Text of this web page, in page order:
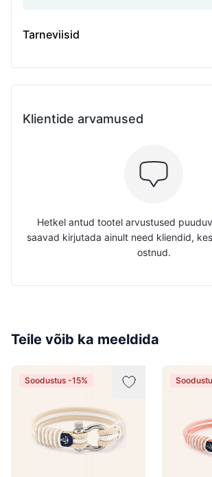
Tarneviisid
Klientide arvamused
Hetkel antud tootel arvustused
saavad kirjutada ainult need kliendid,
ostnud.
Teile võib ka meeldida
Soodustus -15%